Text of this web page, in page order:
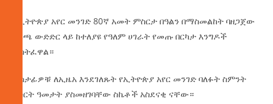
የኢትዮጵያ አየር መንገድ 80ኛ አመት ምስርታ በዓልን በማስመልከት ባዘጋጀው
የሩጫ ውድድር ላይ ከተለያዩ የዓለም ሀገራት የመጡ በርካታ እንግዶች
ተሳትፈዋል።
ተሳታፊዎቹ ለኢዜአ እንደገለጹት የኢትዮጵያ አየር መንገድ ባለፉት ስምንት
አስርት ዓመታት ያስመዘገባቸው ስኬቶች አስደናቂ ናቸው።